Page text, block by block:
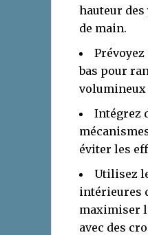
hauteur des
de main.
Prévoyez
bas pour
volumineux
Intégrez
éviter les
Utilisez
intérieures
maximiser
avec des